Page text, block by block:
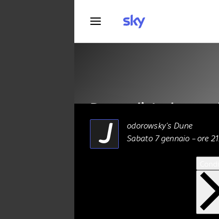
Dune di
CINEMA 06 Gennaio 2023
J
odorowsky’s Dune
Sabato 7 gennaio – ore